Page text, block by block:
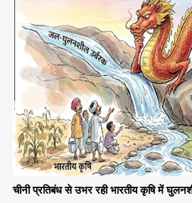
चीनी प्रतिबंध से उभर रही भारतीय कृषि में